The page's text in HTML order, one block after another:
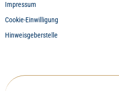
Impressum
Cookie-Einwilligung
Hinweisgeberstelle